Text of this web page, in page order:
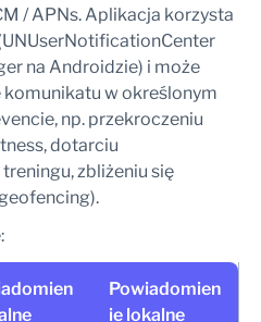
/ APNs. Aplikacja korzysta
na Androidzie) i może
w określonym
np. przekroczeniu
dotarciu
zbliżeniu się
Powiadomien
ie lokalne